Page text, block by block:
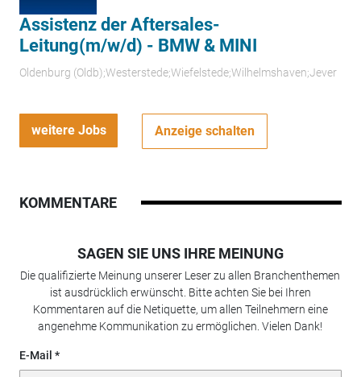
Assistenz der Aftersales-
Leitung(m/w/d) - BMW & MINI
Oldenburg (Oldb);Westerstede;Wiefelstede;Wilhelmshaven;Jever
weitere Jobs Anzeige schalten
KOMMENTARE
SAGEN SIE UNS IHRE MEINUNG
Die qualifizierte Meinung unserer Leser zu allen Branchenthemen
ist ausdrücklich erwünscht. Bitte achten Sie bei Ihren
Kommentaren auf die Netiquette, um allen Teilnehmern eine
angenehme Kommunikation zu ermöglichen. Vielen Dank!
E-Mail